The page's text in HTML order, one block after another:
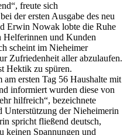
freute sich
der ersten Ausgabe des neu
Erwin Nowak lobte die Ruhe
Helferinnen und Kunden
scheint im Nieheimer
Zufriedenheit aller abzulaufen.
Hektik zu spüren.
ersten Tag 56 Haushalte mit
informiert wurden diese von
hilfreich“, bezeichnete
Unterstützung der Nieheimerin
spricht fließend deutsch,
keinen Spannungen und